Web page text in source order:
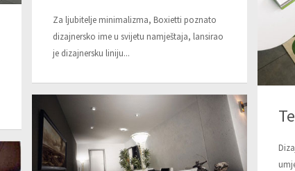
Za ljubitelje minimalizma, Boxietti poznato
dizajnersko ime u svijetu namještaja, lansirao
je dizajnersku liniju...